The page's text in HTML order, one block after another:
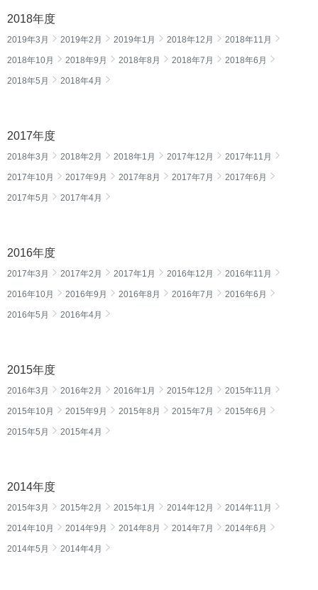
2018年度
2019年3月 2019年2月 2019年1月 2018年12月 2018年11月
2018年10月 2018年9月 2018年8月 2018年7月 2018年6月
2018年5月 2018年4月
2017年度
2018年3月 2018年2月 2018年1月 2017年12月 2017年11月
2017年10月 2017年9月 2017年8月 2017年7月 2017年6月
2017年5月 2017年4月
2016年度
2017年3月 2017年2月 2017年1月 2016年12月 2016年11月
2016年10月 2016年9月 2016年8月 2016年7月 2016年6月
2016年5月 2016年4月
2015年度
2016年3月 2016年2月 2016年1月 2015年12月 2015年11月
2015年10月 2015年9月 2015年8月 2015年7月 2015年6月
2015年5月 2015年4月
2014年度
2015年3月 2015年2月 2015年1月 2014年12月 2014年11月
2014年10月 2014年9月 2014年8月 2014年7月 2014年6月
2014年5月 2014年4月